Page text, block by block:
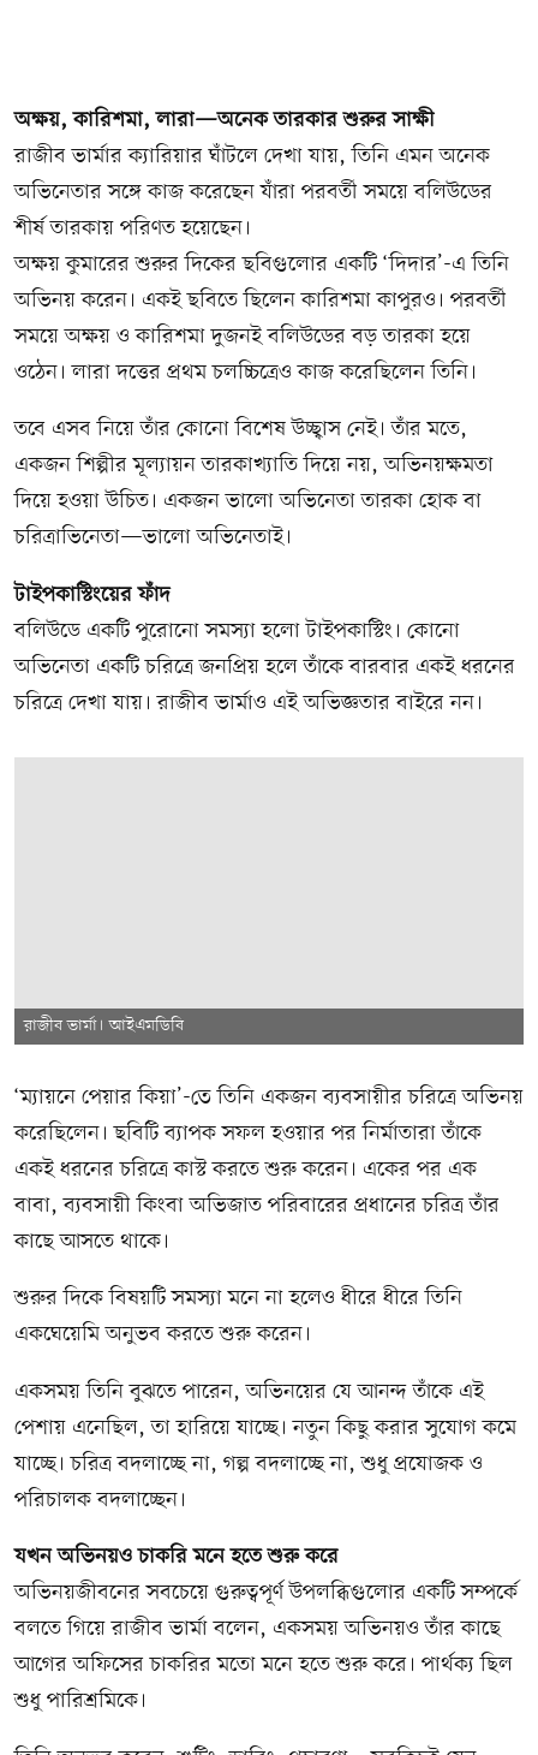
অক্ষয়, কারিশমা, লারা—অনেক তারকার শুরুর সাক্ষী
রাজীব ভার্মার ক্যারিয়ার ঘাঁটলে দেখা যায়, তিনি এমন অনেক
অভিনেতার সঙ্গে কাজ করেছেন যাঁরা পরবর্তী সময়ে বলিউডের
শীর্ষ তারকায় পরিণত হয়েছেন।
অক্ষয় কুমারের শুরুর দিকের ছবিগুলোর একটি ‘দিদার’-এ তিনি
অভিনয় করেন। একই ছবিতে ছিলেন কারিশমা কাপুরও। পরবর্তী
সময়ে অক্ষয় ও কারিশমা দুজনই বলিউডের বড় তারকা হয়ে
ওঠেন। লারা দত্তের প্রথম চলচ্চিত্রেও কাজ করেছিলেন তিনি।
তবে এসব নিয়ে তাঁর কোনো বিশেষ উচ্ছ্বাস নেই। তাঁর মতে,
একজন শিল্পীর মূল্যায়ন তারকাখ্যাতি দিয়ে নয়, অভিনয়ক্ষমতা
দিয়ে হওয়া উচিত। একজন ভালো অভিনেতা তারকা হোক বা
চরিত্রাভিনেতা—ভালো অভিনেতাই।
টাইপকাস্টিংয়ের ফাঁদ
বলিউডে একটি পুরোনো সমস্যা হলো টাইপকাস্টিং। কোনো
অভিনেতা একটি চরিত্রে জনপ্রিয় হলে তাঁকে বারবার একই ধরনের
চরিত্রে দেখা যায়। রাজীব ভার্মাও এই অভিজ্ঞতার বাইরে নন।
রাজীব ভার্মা। আইএমডিবি
‘ম্যায়নে পেয়ার কিয়া’-তে তিনি একজন ব্যবসায়ীর চরিত্রে অভিনয়
করেছিলেন। ছবিটি ব্যাপক সফল হওয়ার পর নির্মাতারা তাঁকে
একই ধরনের চরিত্রে কাস্ট করতে শুরু করেন। একের পর এক
বাবা, ব্যবসায়ী কিংবা অভিজাত পরিবারের প্রধানের চরিত্র তাঁর
কাছে আসতে থাকে।
শুরুর দিকে বিষয়টি সমস্যা মনে না হলেও ধীরে ধীরে তিনি
একঘেয়েমি অনুভব করতে শুরু করেন।
একসময় তিনি বুঝতে পারেন, অভিনয়ের যে আনন্দ তাঁকে এই
পেশায় এনেছিল, তা হারিয়ে যাচ্ছে। নতুন কিছু করার সুযোগ কমে
যাচ্ছে। চরিত্র বদলাচ্ছে না, গল্প বদলাচ্ছে না, শুধু প্রযোজক ও
পরিচালক বদলাচ্ছেন।
যখন অভিনয়ও চাকরি মনে হতে শুরু করে
অভিনয়জীবনের সবচেয়ে গুরুত্বপূর্ণ উপলব্ধিগুলোর একটি সম্পর্কে
বলতে গিয়ে রাজীব ভার্মা বলেন, একসময় অভিনয়ও তাঁর কাছে
আগের অফিসের চাকরির মতো মনে হতে শুরু করে। পার্থক্য ছিল
শুধু পারিশ্রমিকে।